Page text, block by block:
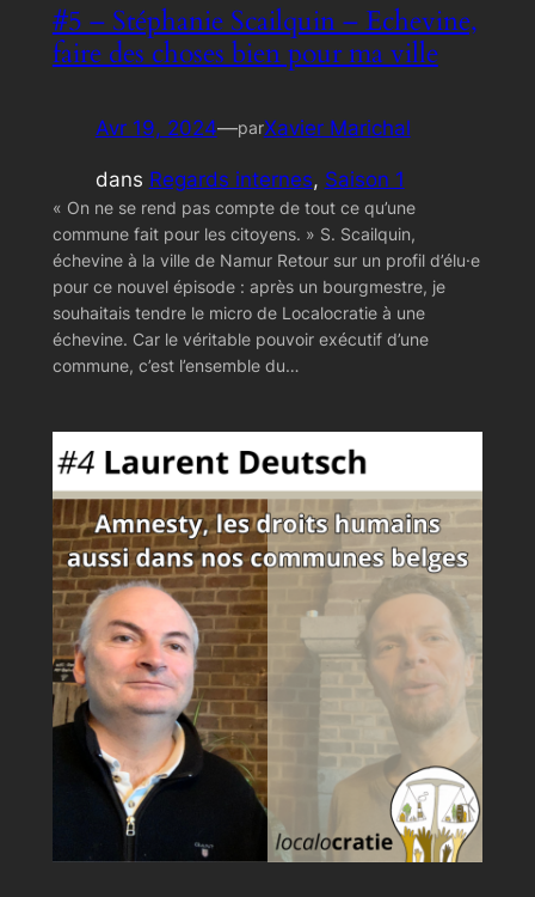
#5 – Stéphanie Scailquin – Echevine,
faire des choses bien pour ma ville
Avr 19, 2024—parXavier Marichal
dans Regards internes, Saison 1
« On ne se rend pas compte de tout ce qu’une
commune fait pour les citoyens. » S. Scailquin,
échevine à la ville de Namur Retour sur un profil d’élu·e
pour ce nouvel épisode : après un bourgmestre, je
souhaitais tendre le micro de Localocratie à une
échevine. Car le véritable pouvoir exécutif d’une
commune, c’est l’ensemble du…